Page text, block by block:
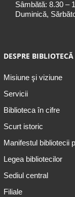
Sâmbătă: 8.30 –
Duminică,
DESPRE BIBLIOTECĂ
Misiune şi viziune
Servicii
Biblioteca în cifre
Scurt istoric
Manifestul bibliotecii
Legea bibliotecilor
Sediul central
Filiale